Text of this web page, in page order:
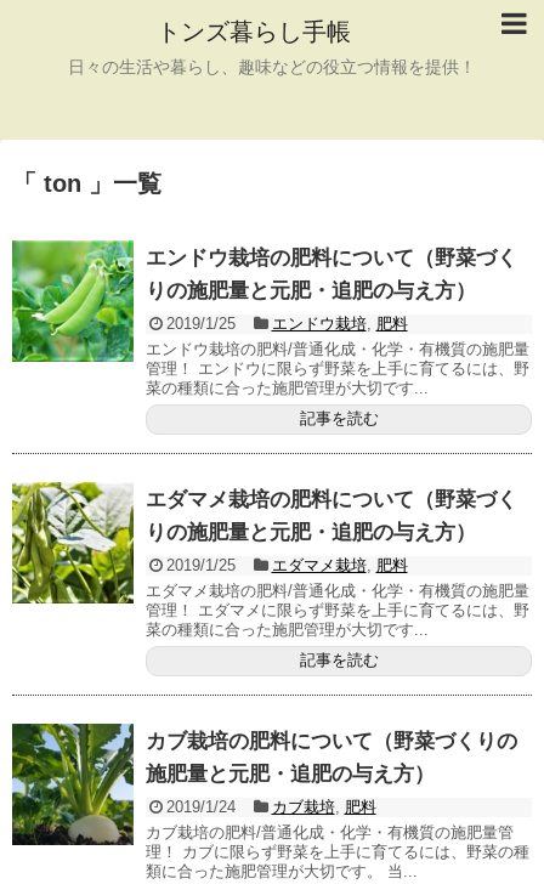
トンズ暮らし手帳
日々の生活や暮らし、趣味などの役立つ情報を提供！
「 ton 」一覧
エンドウ栽培の肥料について（野菜づく
りの施肥量と元肥・追肥の与え方）
2019/1/25 エンドウ栽培,
肥料
エンドウ栽培の肥料/普通化成・化学・有機質の施肥量
管理！ エンドウに限らず野菜を上手に育てるには、野
菜の種類に合った施肥管理が大切です...
記事を読む
エダマメ栽培の肥料について（野菜づく
りの施肥量と元肥・追肥の与え方）
2019/1/25 エダマメ栽培,
肥料
エダマメ栽培の肥料/普通化成・化学・有機質の施肥量
管理！ エダマメに限らず野菜を上手に育てるには、野
菜の種類に合った施肥管理が大切です...
記事を読む
カブ栽培の肥料について（野菜づくりの
施肥量と元肥・追肥の与え方）
2019/1/24 カブ栽培,
肥料
カブ栽培の肥料/普通化成・化学・有機質の施肥量管
理！ カブに限らず野菜を上手に育てるには、野菜の種
類に合った施肥管理が大切です。 当...